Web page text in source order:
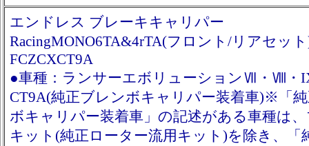
エンドレス ブレーキキャリパー
RacingMONO6TA&4rTA(フロント/リアセッ
FCZCXCT9A
●車種：ランサーエボリューションⅦ・Ⅷ・
CT9A(純正ブレンボキャリパー装着車)※「
ボキャリパー装着車」の記述がある車種は
キット(純正ローター流用キット)を除き、「